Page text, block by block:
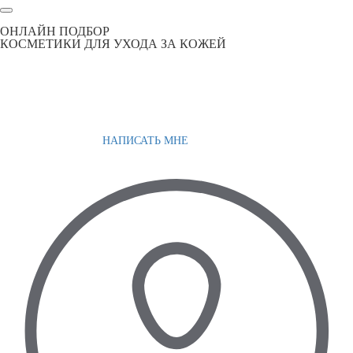
ОНЛАЙН ПОДБОР
КОСМЕТИКИ ДЛЯ УХОДА ЗА КОЖЕЙ
НАПИСАТЬ МНЕ